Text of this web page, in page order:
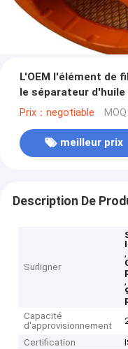
L'OEM l'élément de
le séparateur
Prix：negotiable
meilleur prix
Description De
Surligner
,
,
Capacité
d'approvisionnement
Certification